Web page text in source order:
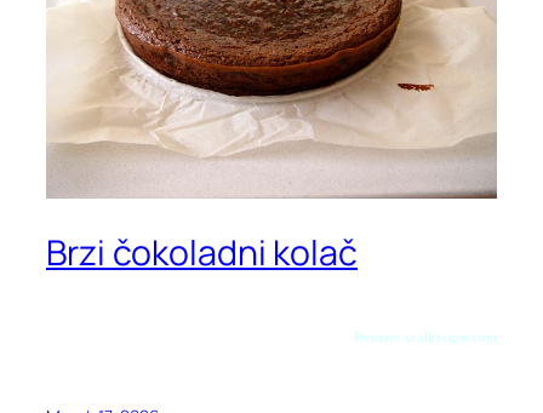
Brzi čokoladni kolač
Preuzeto sa allrecipes.com